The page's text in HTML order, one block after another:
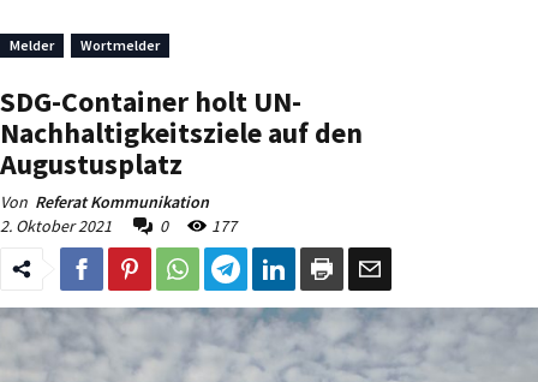
Melder Wortmelder
SDG-Container holt UN-
Nachhaltigkeitsziele auf den
Augustusplatz
Von Referat Kommunikation
2. Oktober 2021
0 177